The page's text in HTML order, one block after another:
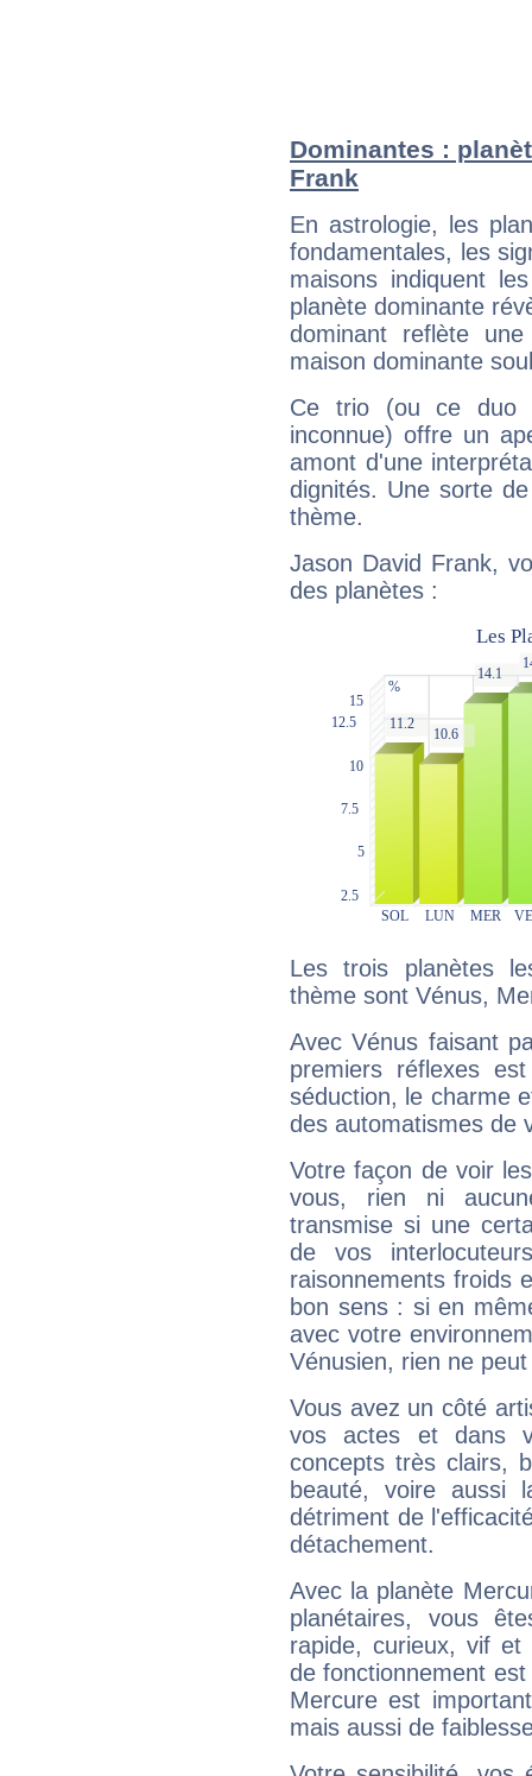
Dominantes :
Frank
En astrologie, les
fondamentales, les
maisons indiquent
planète dominante
dominant reflète
maison dominante
Ce trio (ou ce duo
inconnue) offre un
amont d'une
dignités. Une sorte
thème.
Jason David Frank,
des planètes :
Les trois planètes
thème sont Vénus,
Avec Vénus faisant
premiers réflexes
séduction, le charme
des automatismes de
Votre façon de voir
vous, rien ni
transmise si une
de vos
raisonnements froids
bon sens : si en
avec votre
Vénusien, rien ne
Vous avez un côté
vos actes et dans
concepts très clairs,
beauté, voire aussi
détriment de
détachement.
Avec la planète
planétaires, vous
rapide, curieux, vif et
de fonctionnement
Mercure est
mais aussi de